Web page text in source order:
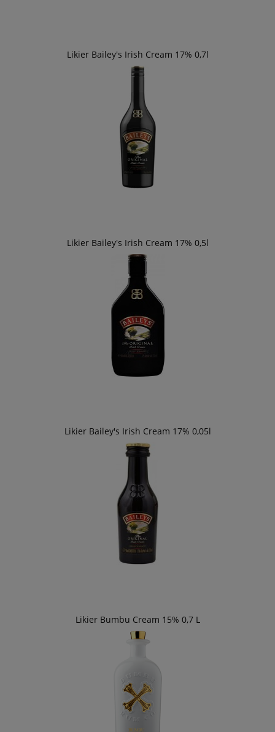
Likier Bailey's Irish Cream 17% 0,7l
Likier Bailey's Irish Cream 17% 0,5l
Likier Bailey's Irish Cream 17% 0,05l
Likier Bumbu Cream 15% 0,7 L